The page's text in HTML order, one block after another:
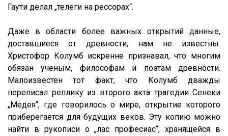
Гаути делал „телеги на рессорах“.
Даже в области более важных открытий данные,
доставшиеся от древности, нам не известны.
Христофор Колумб искренне признавал, что многим
обязан ученым, философам и поэтам древности.
Малоизвестен тот факт, что Колумб дважды
переписал реплику из второго акта трагедии Сенеки
„Медея“, где говорилось о мире, открытие которого
приберегается для будущих веков. Эту копию можно
найти в рукописи о „лас професиас“, хранящейся в